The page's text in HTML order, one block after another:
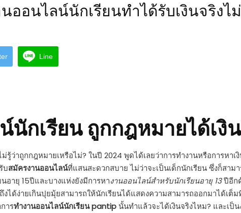
ออนไลน์นักเรียนทำได้รับเงินจริงไ
Line
นักเรียนถูกกฎหมายได้เงิ
รู้ว่าถูกกฎหมายเหรือไม่? ในปี 2024 พูดได้เลยว่าการทำงานหรือการหา
บสมัครงานออนไลน์ที่แสนสะดวกสบาย ไม่ว่าจะเป็นเด็กนักเรียน ซึ่งก็สาม
อายุ 15ปีและบางแห่งยังมีการหางานออนไลน์สําหรับนักเรียนอายุ 13ปีอีก
งได้ง่ายเกินปุยมุ้ยสามารถให้นักเรียนได้แสดงความสามารถออกมาได้เต็
ารทํางานออนไลน์นักเรียน pantip นั้นทำแล้วจะได้เงินจริงไหม? และเ